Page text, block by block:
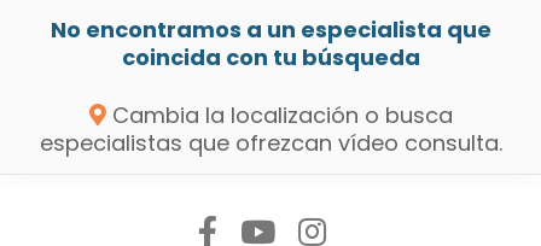
No encontramos a un especialista que
coincida con tu búsqueda
Cambia la localización o busca
especialistas que ofrezcan vídeo consulta.